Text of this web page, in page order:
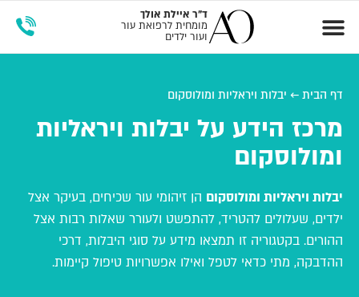
ד"ר איילת אולך
מומחית לרפואת עור
ועור ילדים
דף הבית ← יבלות ויראליות ומולוסקום
מרכז הידע על יבלות ויראליות
ומולוסקום
יבלות ויראליות ומולוסקום הן זיהומי עור שכיחים, בעיקר אצל
ילדים, שעלולים להטריד, להתפשט ולעורר שאלות רבות אצל
ההורים. בקטגוריה זו תמצאו מידע על סוגי היבלות, דרכי
ההדבקה, מתי כדאי לטפל ואילו אפשרויות טיפול קיימות.